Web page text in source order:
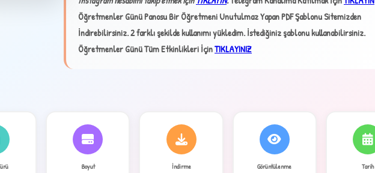
Öğretmenler Günü Panosu Bir Öğretmeni Unutulmaz Yapan PDF Şablonu Sitemizden
İndirebilirsiniz. 2 farklı şekilde kullanımı yükledim. İstediğiniz şablonu kullanabilirsiniz.
Öğretmenler Günü Tüm Etkinlikleri İçinTIKLAYINIZ
Boyut İndirme Görüntülenme Tarih